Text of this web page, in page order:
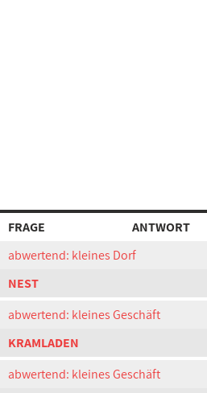
FRAGE
ANTWORT
abwertend: kleines Dorf
NEST
abwertend: kleines Geschäft
KRAMLADEN
abwertend: kleines Geschäft